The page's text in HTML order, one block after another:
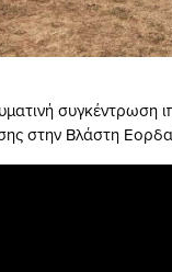
συγκέντρωση
στην Βλάστη